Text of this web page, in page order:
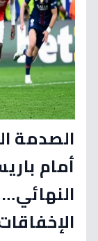
الصدمة
أمام